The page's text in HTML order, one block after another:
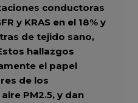
conductoras
y KRAS en el 18% y
de tejido sano,
hallazgos
el papel
de los
PM2.5, y dan